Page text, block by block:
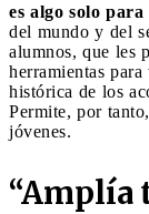
es algo solo para
del mundo y del
alumnos, que les
herramientas
histórica de los
Permite, por
jóvenes.
“Amplía